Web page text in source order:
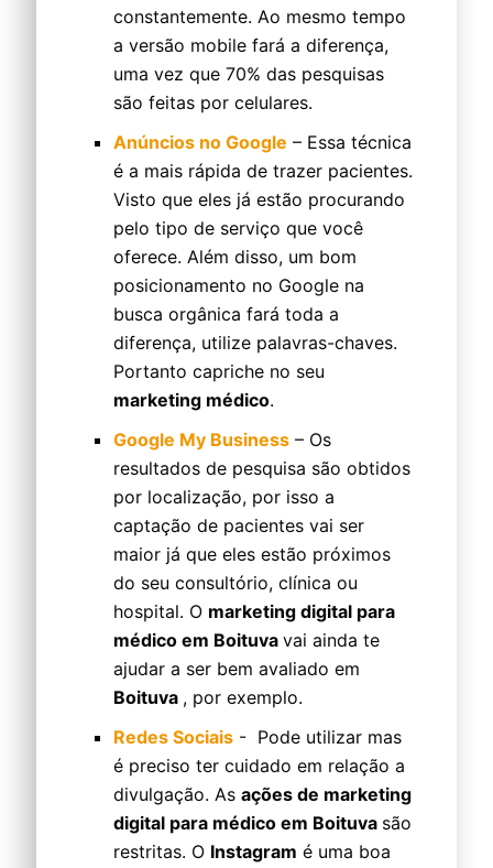
constantemente. Ao mesmo tempo
a versão mobile fará a diferença,
uma vez que 70% das pesquisas
são feitas por celulares.
Anúncios no Google – Essa técnica
é a mais rápida de trazer pacientes.
Visto que eles já estão procurando
pelo tipo de serviço que você
oferece. Além disso, um bom
posicionamento no Google na
busca orgânica fará toda a
diferença, utilize palavras-chaves.
Portanto capriche no seu
marketing médico.
Google My Business – Os
resultados de pesquisa são obtidos
por localização, por isso a
captação de pacientes vai ser
maior já que eles estão próximos
do seu consultório, clínica ou
hospital. O marketing digital para
médico em Boituva vai ainda te
ajudar a ser bem avaliado em
Boituva , por exemplo.
Redes Sociais - Pode utilizar mas
é preciso ter cuidado em relação a
divulgação. As ações de marketing
digital para médico em Boituva são
restritas. O Instagram é uma boa